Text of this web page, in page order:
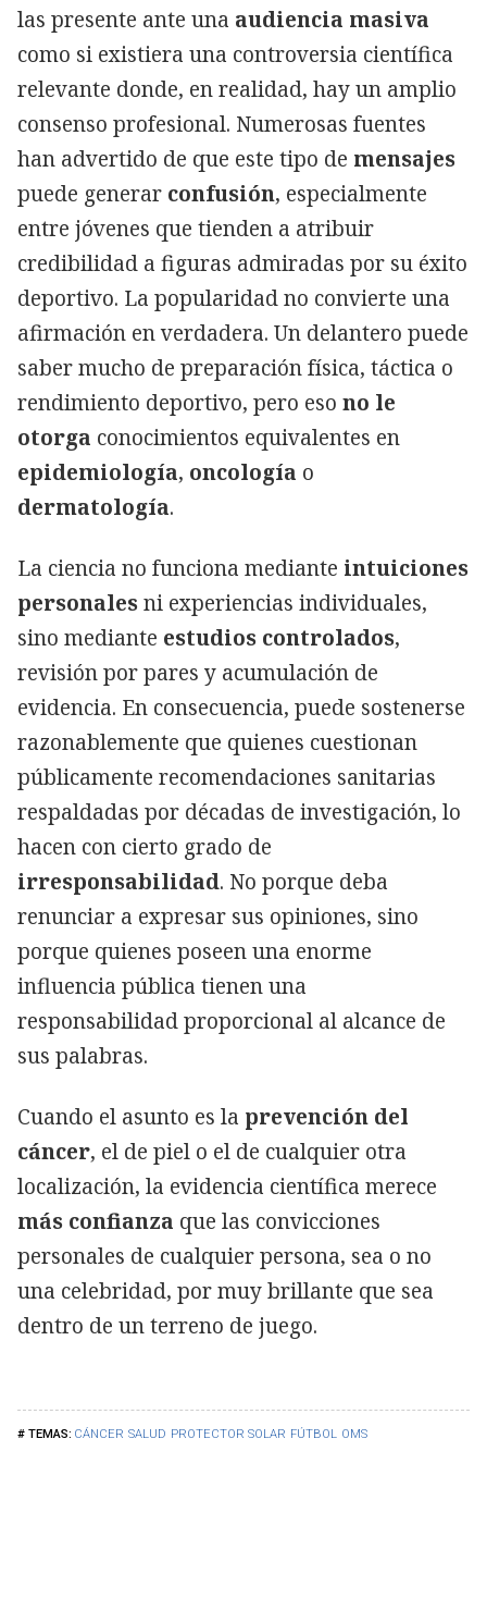
CÁNCER SALUD PROTECTOR SOLAR FÚTBOL OMS
las presente ante una audiencia masiva
como si existiera una controversia científica
relevante donde, en realidad, hay un amplio
consenso profesional. Numerosas fuentes
han advertido de que este tipo de mensajes
puede generar confusión, especialmente
entre jóvenes que tienden a atribuir
credibilidad a figuras admiradas por su éxito
deportivo. La popularidad no convierte una
afirmación en verdadera. Un delantero puede
saber mucho de preparación física, táctica o
rendimiento deportivo, pero eso no le
otorga conocimientos equivalentes en
epidemiología, oncología o
dermatología.
La ciencia no funciona mediante intuiciones
personalesni experiencias individuales,
sino mediante estudios controlados,
revisión por pares y acumulación de
evidencia. En consecuencia, puede sostenerse
razonablemente que quienes cuestionan
públicamente recomendaciones sanitarias
respaldadas por décadas de investigación, lo
hacen con cierto grado de
irresponsabilidad. No porque deba
renunciar a expresar sus opiniones, sino
porque quienes poseen una enorme
influencia pública tienen una
responsabilidad proporcional al alcance de
sus palabras.
Cuando el asunto es la prevención del
cáncer, el de piel o el de cualquier otra
localización, la evidencia científica merece
más confianza que las convicciones
personales de cualquier persona, sea o no
una celebridad, por muy brillante que sea
dentro de un terreno de juego.